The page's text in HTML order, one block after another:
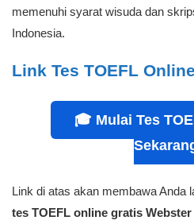
memenuhi syarat wisuda dan
Indonesia.
Link Tes TOEFL
🎓 Mulai Tes
Link di atas akan membawa Anda
tes TOEFL online gratis Webster